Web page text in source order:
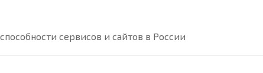
сервисов и сайтов в России